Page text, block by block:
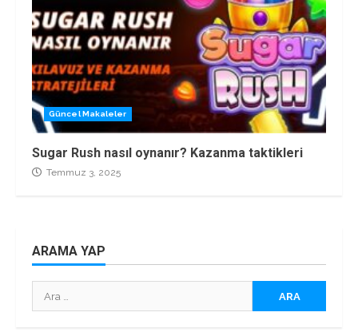
Güncel Makaleler
Sugar Rush nasıl oynanır? Kazanma taktikleri
Temmuz 3, 2025
ARAMA YAP
Arama: